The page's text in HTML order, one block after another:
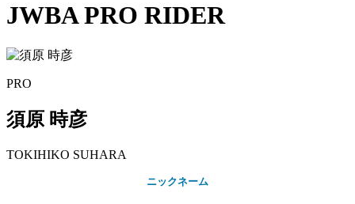
JWBA PRO RIDER
PRO
須原 時彦
TOKIHIKO SUHARA
ニックネーム